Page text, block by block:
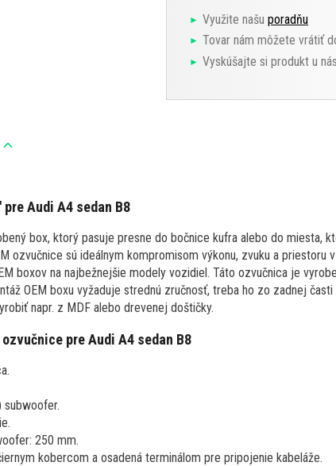
Využite našu poradňu
Tovar nám môžete vrátiť
Vyskúšajte si produkt u nás
Audi A4 sedan B8
box, ktorý pasuje presne do bočnice kufra alebo do miesta,
ozvučnice sú ideálnym kompromisom výkonu, zvuku a priestoru
boxov na najbežnejšie modely vozidiel. Táto ozvučnica je
OEM boxu vyžaduje strednú zručnosť, treba ho zo zadnej
napr. z MDF alebo drevenej doštičky.
preAudi A4 sedan B8
250 mm.
kobercom a osadená terminálom pre pripojenie kabeláže.